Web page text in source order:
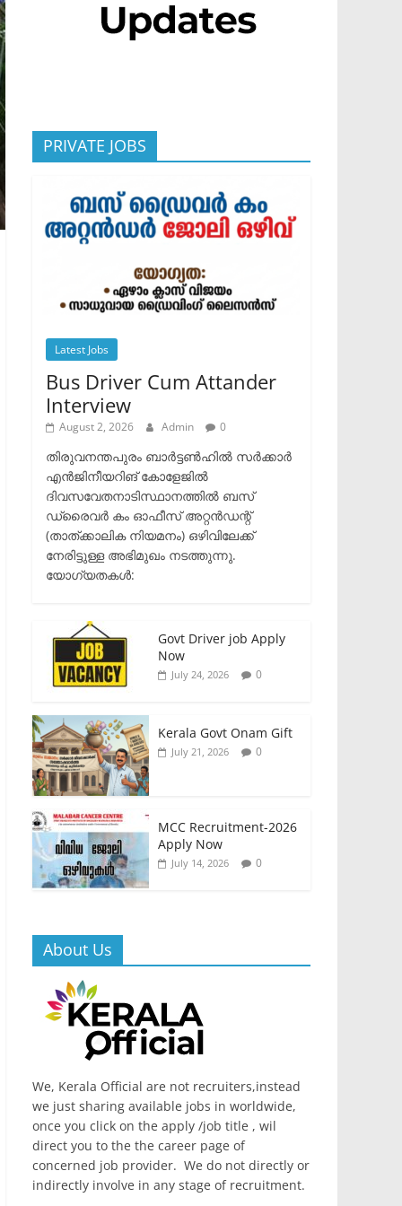
PRIVATE JOBS
Latest Jobs
Bus Driver Cum Attander
Interview
August 2, 2026 Admin 0
തിരുവനന്തപുരം ബാർട്ടൺഹിൽ സർക്കാർ
എൻജിനീയറിങ് കോളേജിൽ
ദിവസവേതനാടിസ്ഥാനത്തിൽ ബസ്
ഡ്രൈവർ കം ഓഫീസ് അറ്റൻഡന്റ്
(താത്ക്കാലിക നിയമനം) ഒഴിവിലേക്ക്
നേരിട്ടുള്ള അഭിമുഖം നടത്തുന്നു.​
യോഗ്യതകൾ:
Govt Driver job Apply
Now
July 24, 2026 0
Kerala Govt Onam Gift
July 21, 2026 0
MCC Recruitment-2026
Apply Now
July 14, 2026 0
About Us
We, Kerala Official are not recruiters,instead
we just sharing available jobs in worldwide,
once you click on the apply /job title , wil
direct you to the the career page of
concerned job provider. We do not directly or
indirectly involve in any stage of recruitment.